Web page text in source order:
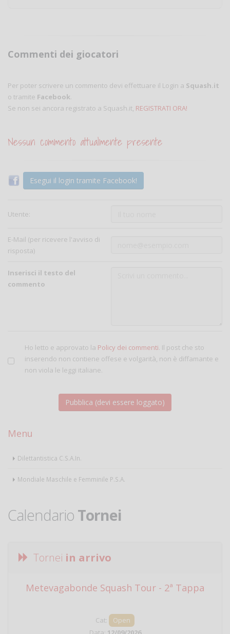
Commenti dei giocatori
Per poter scrivere un commento devi effettuare il Login a Squash.it
o tramite Facebook.
Se non sei ancora registrato a Squash.it, REGISTRATI ORA!
Nessun commento attualmente presente
Esegui il login tramite Facebook!
Utente:
E-Mail (per ricevere l'avviso di
risposta)
Inserisci il testo del
commento
Ho letto e approvato la Policy dei commenti. Il post che sto
inserendo non contiene offese e volgarità, non è diffamante e
non viola le leggi italiane.
Menu
Dilettantistica C.S.A.In.
Mondiale Maschile e Femminile P.S.A.
Calendario Tornei
Tornei in arrivo
Metevagabonde Squash Tour - 2ª Tappa
Cat:
Open